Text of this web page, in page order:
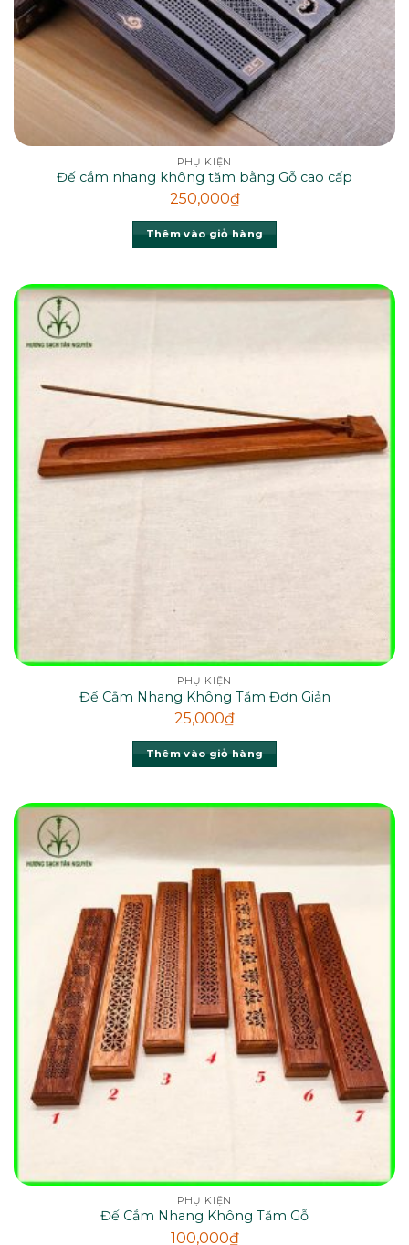
PHỤ KIỆN
Đế cắm nhang không tăm bằng Gỗ cao cấp
250,000₫
Thêm vào giỏ hàng
PHỤ KIỆN
Đế Cắm Nhang Không Tăm Đơn Giản
25,000₫
Thêm vào giỏ hàng
PHỤ KIỆN
Đế Cắm Nhang Không Tăm Gỗ
100,000₫